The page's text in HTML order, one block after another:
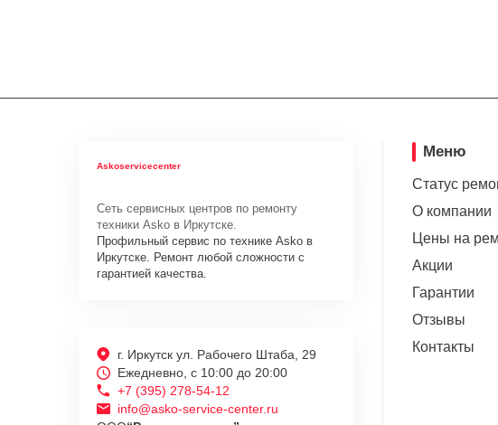
Askoservicecenter
Сеть сервисных центров по ремонту
техники Asko в Иркутске.
Профильный сервис по технике Asko в
Иркутске. Ремонт любой сложности с
гарантией качества.
г. Иркутск ул. Рабочего Штаба, 29
Ежедневно, с 10:00 до 20:00
+7 (395) 278-54-12
info@asko-service-center.ru
Меню
Статус
О компании
Цены на
Акции
Гарантии
Отзывы
Контакты